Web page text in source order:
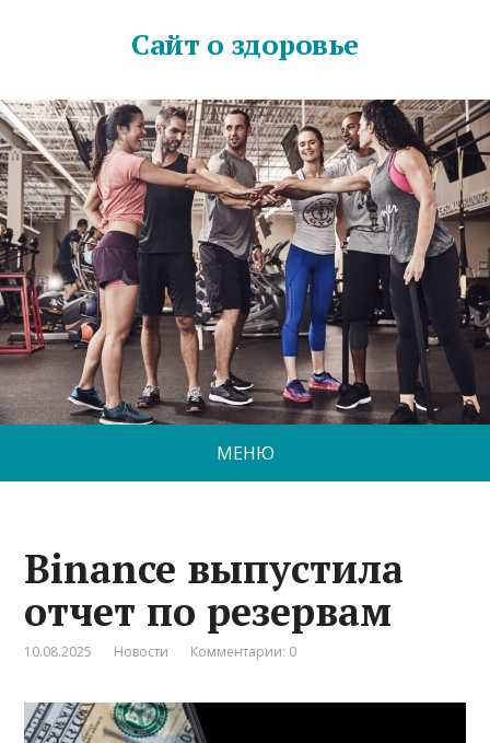
Сайт о здоровье
МЕНЮ
Binance выпустила
отчет по резервам
10.08.2025 Новости Комментарии: 0